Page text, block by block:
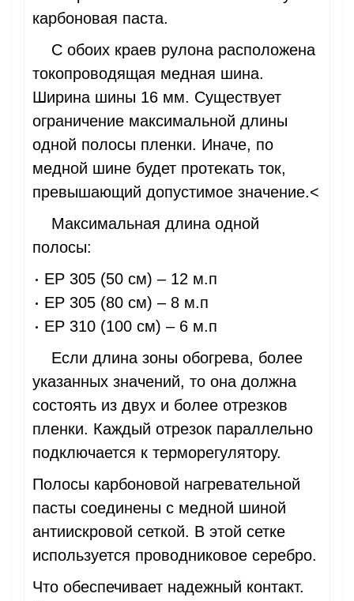
карбоновая паста.
С обоих краев рулона расположена
токопроводящая медная шина.
Ширина шины 16 мм. Существует
ограничение максимальной длины
одной полосы пленки. Иначе, по
медной шине будет протекать ток,
превышающий допустимое значение.<
Максимальная длина одной
полосы:
EP 305 (50 см) – 12 м.п
EP 305 (80 см) – 8 м.п
EP 310 (100 см) – 6 м.п
Если длина зоны обогрева, более
указанных значений, то она должна
состоять из двух и более отрезков
пленки. Каждый отрезок параллельно
подключается к терморегулятору.
Полосы карбоновой нагревательной
пасты соединены с медной шиной
антиискровой сеткой. В этой сетке
используется проводниковое серебро.
Что обеспечивает надежный контакт.